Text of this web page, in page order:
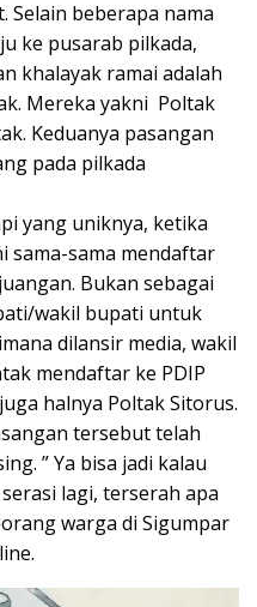
beberapa nama
ke pusarab pilkada,
khalayak ramai adalah
Mereka yakni Poltak
Keduanya pasangan
pada pilkada
yang uniknya, ketika
sama-sama mendaftar
Bukan sebagai
wakil bupati untuk
dilansir media, wakil
mendaftar ke PDIP
halnya Poltak Sitorus.
tersebut telah
” Ya bisa jadi kalau
lagi, terserah apa
warga di Sigumpar